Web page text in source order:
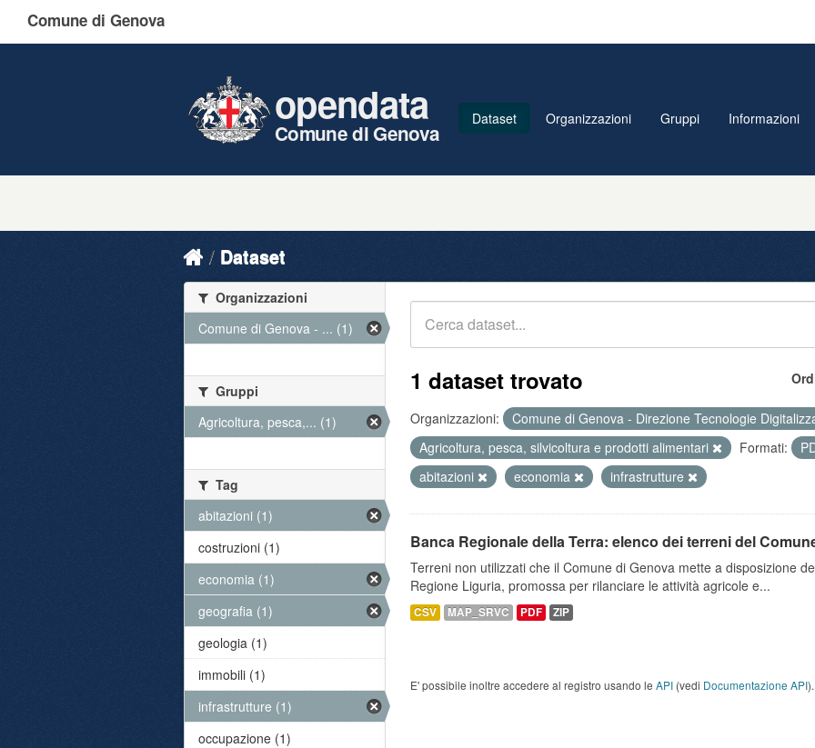
Comune di Genova
opendata
Comune di Genova
Dataset Organizzazioni Gruppi Informazioni
Dataset
1 dataset trovato
Organizzazioni:
Comune di Genova - Direzione Tecnologie
Agricoltura, pesca, silvicoltura e prodotti alimentari
Formati:
abitazioni
economia infrastrutture
Banca Regionale della Terra: elenco dei terreni del
Terreni non utilizzati che il Comune di Genova mette a disposizione
Regione Liguria, promossa per rilanciare le attività agricole e...
CSV MAP_SRVC PDF ZIP
E' possibile inoltre accedere al registro usando le API (vedi Documentazione API).
Organizzazioni
Comune di Genova - ... (1)
Gruppi
Agricoltura, pesca,... (1)
Tag
abitazioni (1)
costruzioni (1)
economia (1)
geografia (1)
geologia (1)
immobili (1)
infrastrutture (1)
occupazione (1)